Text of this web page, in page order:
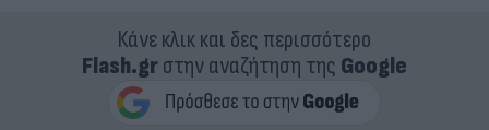
Κάνε κλικ και δες περισσότερο
Flash.grστην αναζήτηση της Google